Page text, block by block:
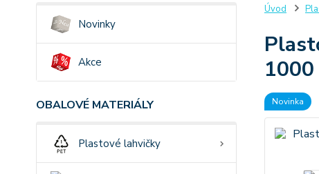
Novinky
Akce
OBALOVÉ MATERIÁLY
Plastové lahvičky
Úvod
1000
Novinka